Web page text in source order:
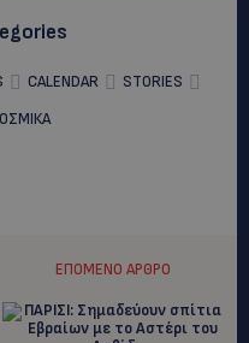
CALENDAR
STORIES
ΕΠΌΜΕΝΟ ΆΡΘΡΟ